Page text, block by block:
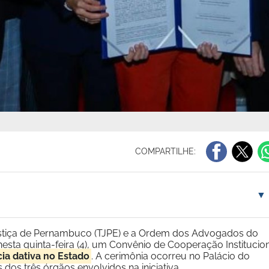
COMPARTILHE:
▼
de Pernambuco (TJPE) e a Ordem dos Advogados do
quinta-feira (4), um Convênio de Cooperação
dativa no Estado . A cerimônia ocorreu no Palácio do